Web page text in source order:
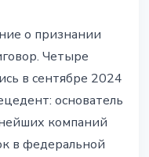
о признании
Четыре
в сентябре 2024
основатель
компаний
в федеральной